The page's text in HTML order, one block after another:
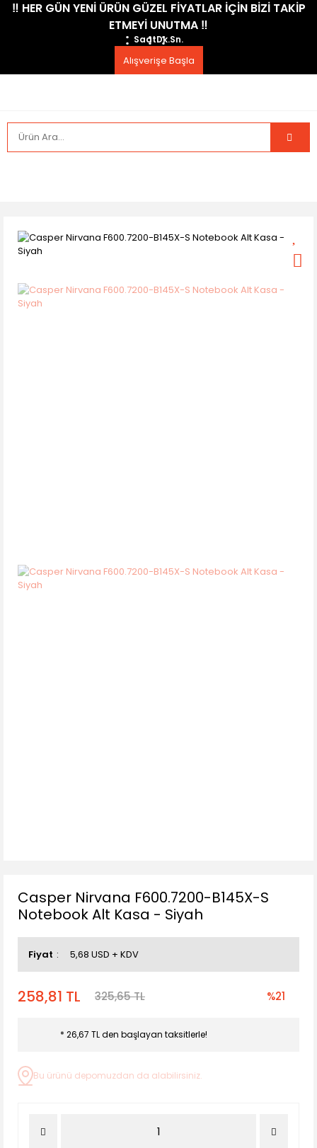
​‼️​ HER GÜN YENİ ÜRÜN GÜZEL FİYATLAR İÇİN BİZİ TAKİP
ETMEYİ UNUTMA ​‼️​
SaatDk.Sn.
Alışverişe Başla
Casper Nirvana F600.7200-B145X-S
Notebook Alt Kasa - Siyah
Fiyat 5,68 USD + KDV
258,81 TL 325,65 TL %21
* 26,67 TL den başlayan taksitlerle!
Bu ürünü depomuzdan da alabilirsiniz.